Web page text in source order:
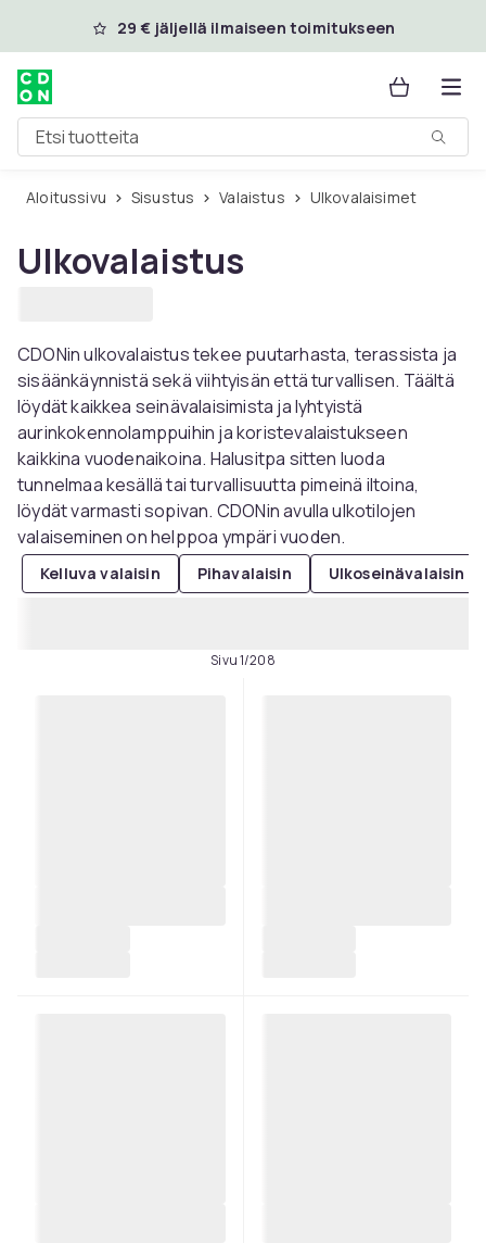
Ohita ja siirry pääsisältöön
29 € jäljellä ilmaiseen toimitukseen
Etsi tuotteita
Aloitussivu Sisustus Valaistus Ulkovalaisimet
Ulkovalaistus
CDONin ulkovalaistus tekee puutarhasta, terassista ja
sisäänkäynnistä sekä viihtyisän että turvallisen. Täältä
löydät kaikkea seinävalaisimista ja lyhtyistä
aurinkokennolamppuihin ja koristevalaistukseen
kaikkina vuodenaikoina. Halusitpa sitten luoda
tunnelmaa kesällä tai turvallisuutta pimeinä iltoina,
löydät varmasti sopivan. CDONin avulla ulkotilojen
valaiseminen on helppoa ympäri vuoden.
Kelluva valaisin Pihavalaisin Ulkoseinävalaisin
Sivu 1/208